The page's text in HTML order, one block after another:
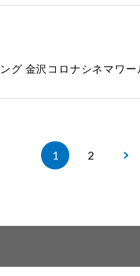
グ 金沢コロナシネマワ
1 2